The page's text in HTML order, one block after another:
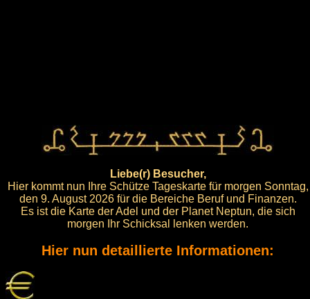
Liebe(r) Besucher,
Hier kommt nun Ihre Schütze Tageskarte für morgen Sonntag,
den 9. August 2026 für die Bereiche Beruf und Finanzen.
Es ist die Karte der Adel und der Planet Neptun, die sich
morgen Ihr Schicksal lenken werden.
Hier nun detaillierte Informationen: